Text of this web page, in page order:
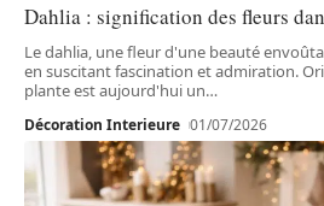
Dahlia : signification des fleurs
Le dahlia, une fleur d'une beauté
en suscitant fascination et admiration.
plante est aujourd'hui un…
Décoration Interieure 01/07/2026